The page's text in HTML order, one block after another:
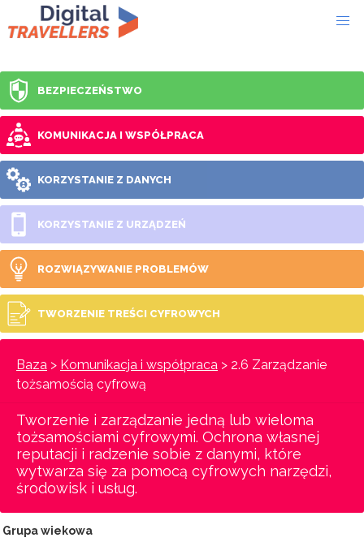
BEZPIECZEŃSTWO
KOMUNIKACJA I WSPÓŁPRACA
KORZYSTANIE Z DANYCH
KORZYSTANIE Z URZĄDZEŃ
ROZWIĄZYWANIE PROBLEMÓW
TWORZENIE TREŚCI CYFROWYCH
Baza > Komunikacja i współpraca > 2.6 Zarządzanie
tożsamością cyfrową
Tworzenie i zarządzanie jedną lub wieloma
tożsamościami cyfrowymi. Ochrona własnej
reputacji i radzenie sobie z danymi, które
wytwarza się za pomocą cyfrowych narzędzi,
środowisk i usług.
Grupa wiekowa